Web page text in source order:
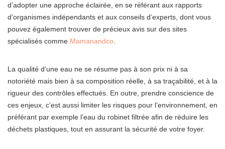
d’adopter une approche éclairée, en se référant aux rapports
d’organismes indépendants et aux conseils d’experts, dont vous
pouvez également trouver de précieux avis sur des sites
spécialisés comme Mamanandco
La qualité d’une eau ne se résume pas à son prix ni à sa
notoriété mais bien à sa composition réelle, à sa traçabilité, et à la
rigueur des contrôles effectués. En outre, prendre conscience de
ces enjeux, c’est aussi limiter les risques pour l’environnement, en
préférant par exemple l’eau du robinet filtrée afin de réduire les
déchets plastiques, tout en assurant la sécurité de votre foyer.